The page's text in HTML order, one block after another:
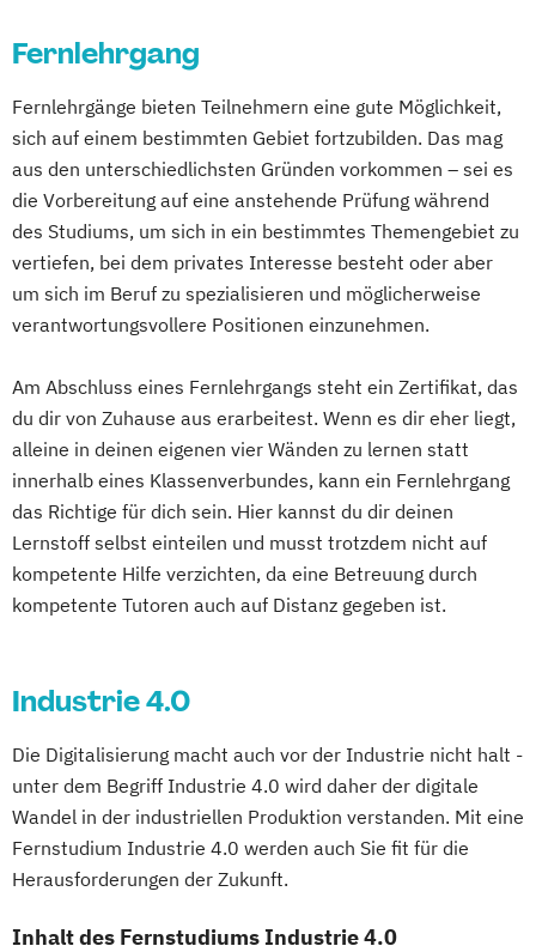
Fernlehrgang
Fernlehrgänge bieten Teilnehmern eine gute Möglichkeit,
sich auf einem bestimmten Gebiet fortzubilden. Das mag
aus den unterschiedlichsten Gründen vorkommen – sei es
die Vorbereitung auf eine anstehende Prüfung während
des Studiums, um sich in ein bestimmtes Themengebiet zu
vertiefen, bei dem privates Interesse besteht oder aber
um sich im Beruf zu spezialisieren und möglicherweise
verantwortungsvollere Positionen einzunehmen.
Am Abschluss eines Fernlehrgangs steht ein Zertifikat, das
du dir von Zuhause aus erarbeitest. Wenn es dir eher liegt,
alleine in deinen eigenen vier Wänden zu lernen statt
innerhalb eines Klassenverbundes, kann ein Fernlehrgang
das Richtige für dich sein. Hier kannst du dir deinen
Lernstoff selbst einteilen und musst trotzdem nicht auf
kompetente Hilfe verzichten, da eine Betreuung durch
kompetente Tutoren auch auf Distanz gegeben ist.
Industrie 4.0
Die Digitalisierung macht auch vor der Industrie nicht halt -
unter dem Begriff Industrie 4.0 wird daher der digitale
Wandel in der industriellen Produktion verstanden. Mit eine
Fernstudium Industrie 4.0 werden auch Sie fit für die
Herausforderungen der Zukunft.
Inhalt des Fernstudiums Industrie 4.0